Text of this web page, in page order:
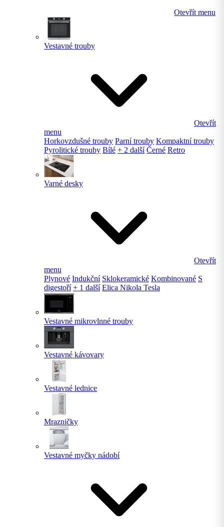
Otevřít menu
Vestavné trouby
Otevřít
menu
Horkovzdušné trouby Parní trouby Kompaktní trouby
Pyrolitické trouby Bílé + 2 další Černé Retro
Varné desky
Otevřít
menu
Plynové Indukční Sklokeramické Kombinované S
digestoří + 1 další Elica Nikola Tesla
Vestavné mikrovlnné trouby
Vestavné kávovary
Vestavné lednice
Mrazničky
Vestavné myčky nádobí